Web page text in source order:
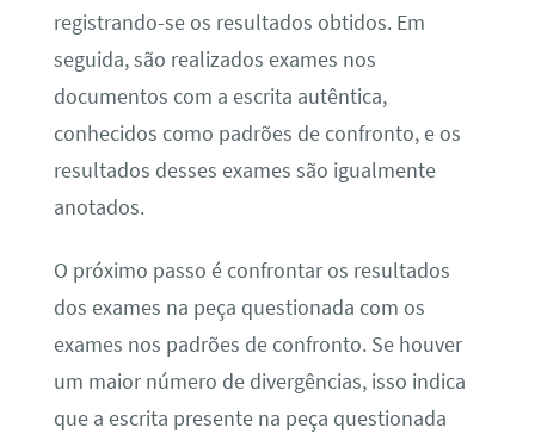
registrando-se os resultados obtidos. Em
seguida, são realizados exames nos
documentos com a escrita autêntica,
conhecidos como padrões de confronto, e os
resultados desses exames são igualmente
anotados.
O próximo passo é confrontar os resultados
dos exames na peça questionada com os
exames nos padrões de confronto. Se houver
um maior número de divergências, isso indica
que a escrita presente na peça questionada